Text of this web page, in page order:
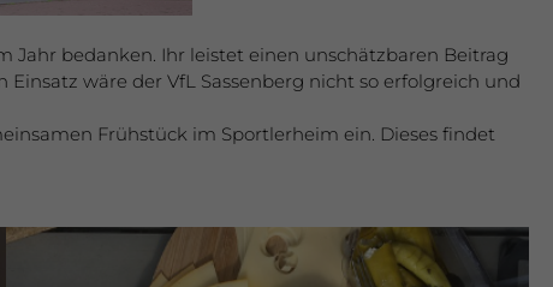
Jahr bedanken. Ihr leistet einen unschätzbaren Beitrag
wäre der VfL Sassenberg nicht so erfolgreich und
Frühstück im Sportlerheim ein. Dieses findet